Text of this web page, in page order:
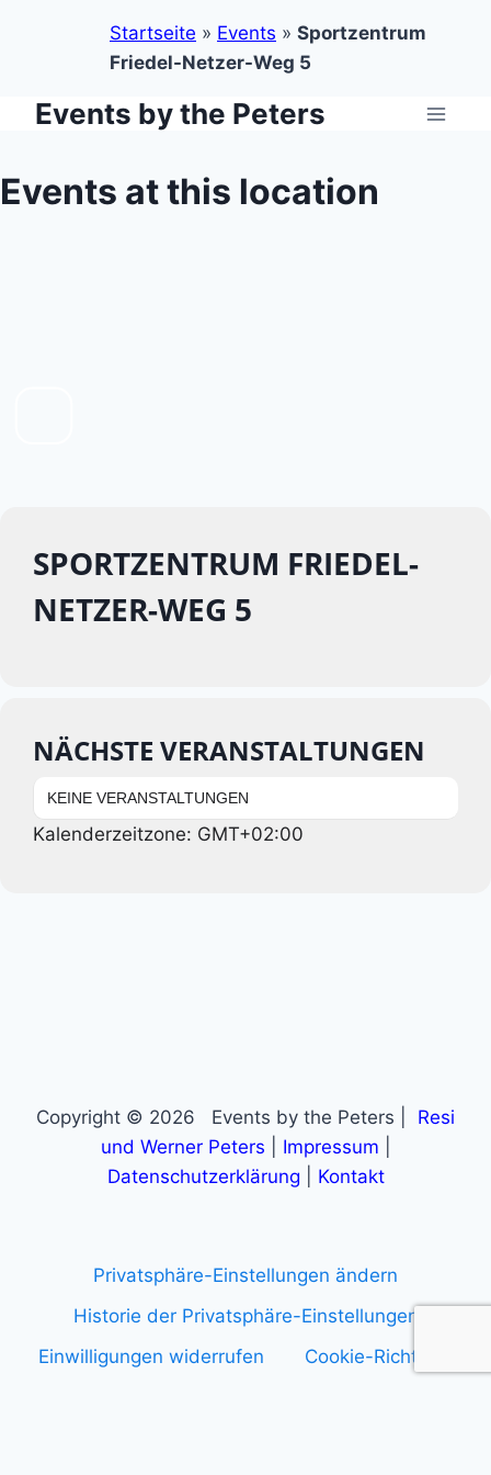
Startseite » Events » Sportzentrum
Friedel-Netzer-Weg 5
ZumEvents by the Peters
Events at this location
SPORTZENTRUM FRIEDEL-
NETZER-WEG 5
NÄCHSTE VERANSTALTUNGEN
KEINE VERANSTALTUNGEN
Kalenderzeitzone: GMT+02:00
Copyright © 2026 Events by the Peters |
Resi
und Werner Peters
Impressum
Datenschutzerklärung
Kontakt
Privatsphäre-Einstellungen ändern
Historie der Privatsphäre-Einstellungen
Einwilligungen widerrufen
Cookie-Richtlinie